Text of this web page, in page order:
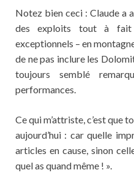
Notez bien ceci : Claude a
des exploits tout à fait
exceptionnels – en
de ne pas inclure les
toujours semblé
performances.
Ce qui m’attriste, c’est que
aujourd’hui : car quelle
articles en cause, sinon
quel as quand même ! ».